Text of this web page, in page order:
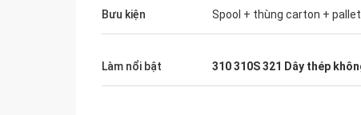
Bưu kiện Spool + thùng carton + pallet
Làm nổi bật 310 310S 321 Dây thép